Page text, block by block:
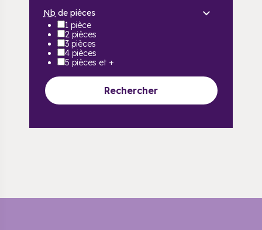
Nb de pièces
1 pièce
2 pièces
3 pièces
4 pièces
5 pièces et +
Rechercher